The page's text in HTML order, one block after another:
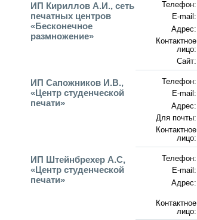
ИП Кириллов А.И., сеть
печатных центров
«Бесконечное
размножение»
Телефон:
E-mail:
Адрес:
Контактное
лицо:
Сайт:
ИП Сапожников И.В.,
«Центр студенческой
печати»
Телефон:
E-mail:
Адрес:
Для почты:
Контактное
лицо:
ИП Штейнбрехер А.С,
«Центр студенческой
печати»
Телефон:
E-mail:
Адрес:
Контактное
лицо: